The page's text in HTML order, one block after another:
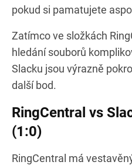
pokud si pamatujete
Zatímco ve složkách
hledání souborů
Slacku jsou výrazně
další bod.
RingCentral vs
(1:0)
RingCentral má